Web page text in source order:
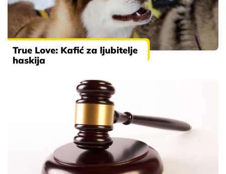
True Love: Kafić za ljubitelje
haskija